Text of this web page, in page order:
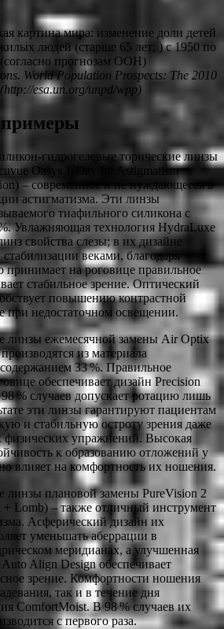
картина мира: изменение доли детей
людей (старше 65 лет; ) с 1950 по
прогнозам ООН)
World Population Prospects: The 2010
esa.un.org/unpd/wpp)
гидрогелевые торические линзы
Oasys 1-Day for Astigmatism
– современное и не нуждающееся в
астигматизма. Эти линзы
тиафильного силикона с
Увлажняющая технология HydraLuxe
свойства слезы; в их дизайне
веками, благодаря
принимает на роговице правильное
стабильное зрение. Оптический
повышению контрастной
при недостаточном освещении.
линзы ежемесячной замены Air Optix
из материала
33 %. Правильное
обеспечивает дизайн Precision
% случаев допускает ротацию лишь
эти линзы гарантируют пациентам
и стабильную остроту зрения даже
физических упражнений. Высокая
к образованию отложений у
влияет на комфортность их ношения.
линзы плановой замены PureVision 2
+ Lomb) – также отличный инструмент
Асферический дизайн их
уменьшать аберрации в
меридианах, а улучшенная
Auto Align Design обеспечивает
зрение. Комфортности ношения
так и в течение дня
ComfortMoist. В 98 % случаев их
с первого раза.